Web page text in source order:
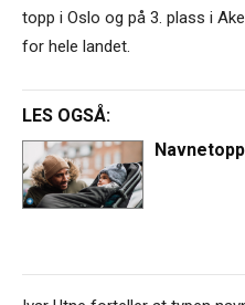
topp i Oslo og på 3. plass i
for hele landet.
LES OGSÅ: